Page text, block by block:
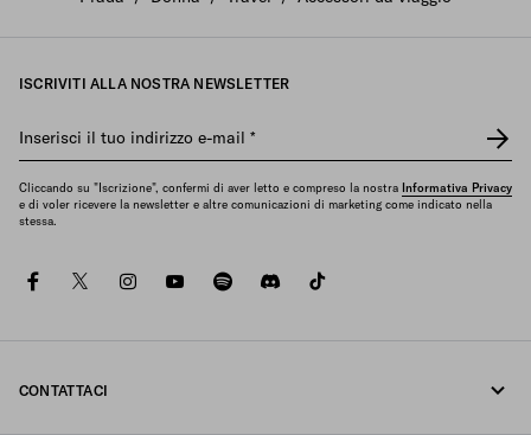
ISCRIVITI ALLA NOSTRA NEWSLETTER
Inserisci il tuo indirizzo e-mail *
Cliccando su "Iscrizione", confermi di aver letto e compreso la nostra Informativa Privacy
e di voler ricevere la newsletter e altre comunicazioni di marketing come indicato nella
stessa.
facebooktwitterinstagramyoutubespotifydiscord
CONTATTACI